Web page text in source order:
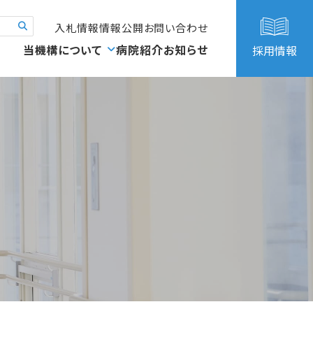
入札情報情報公開お問い合わせ
当機構について 病院紹介お知らせ 採用情報